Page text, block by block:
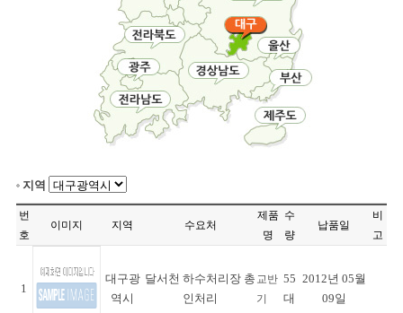
지역
번
호
이미지 지역 수요처
제품
명
수
량
납품일
비
고
1
대구광
역시
달서천 하수처리장 총
인처리
교반
기
55
대
2012년 05월
09일